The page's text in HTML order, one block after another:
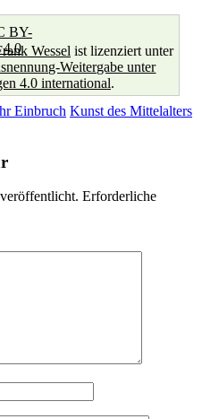
Wessel ist lizenziert unter
Weitergabe unter
4.0 international.
Einbruch Kunst des Mittelalters
Erforderliche